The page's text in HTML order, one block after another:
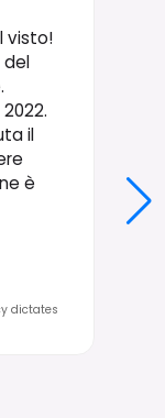
visto!
del
il
è
dictates